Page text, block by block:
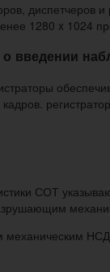
1280 x 1024
введении
СОТ
механическим